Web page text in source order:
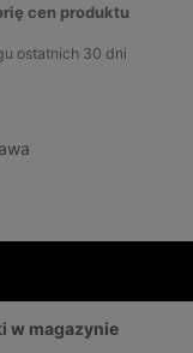
cen produktu
ostatnich 30 dni
w magazynie